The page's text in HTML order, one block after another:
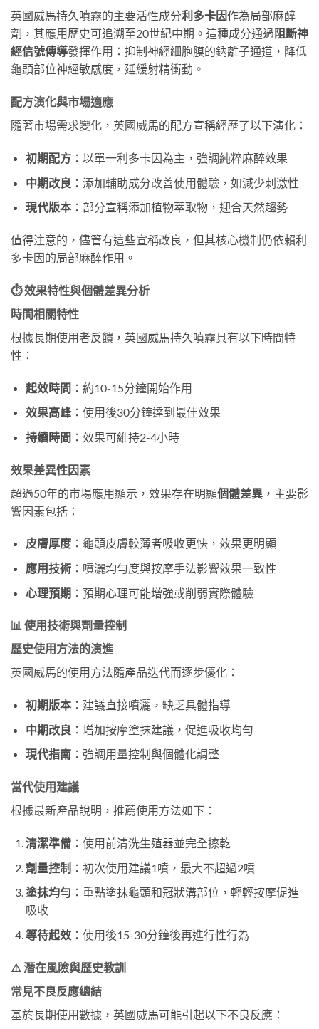
英國威馬持久噴霧的主要活性成分利多卡因作為局部麻醉
劑，其應用歷史可追溯至20世紀中期。這種成分通過 阻斷神
經信號傳導發揮作用：抑制神經細胞膜的鈉離子通道，降低
龜頭部位神經敏感度，延緩射精衝動。
配方演化與市場適應
隨著市場需求變化，英國威馬的配方宣稱經歷了以下演化：
初期配方：以單一利多卡因為主，強調純粹麻醉效果
中期改良 ：添加輔助成分改善使用體驗，如減少刺激性
現代版本：部分宣稱添加植物萃取物，迎合天然趨勢
值得注意的，儘管有這些宣稱改良，但其核心機制仍依賴利
多卡因的局部麻醉作用。
⏱ 效果特性與個體差異分析
時間相關特性
根據長期使用者反饋，英國威馬持久噴霧具有以下時間特
性：
起效時間 ：約10-15分鐘開始作用
效果高峰：使用後30分鐘達到最佳效果
持續時間 ：效果可維持2-4小時
效果差異性因素
超過50年的市場應用顯示，效果存在明顯個體差異 ，主要影
響因素包括：
皮膚厚度：龜頭皮膚較薄者吸收更快，效果更明顯
應用技術：噴灑均勻度與按摩手法影響效果一致性
心理預期：預期心理可能增強或削弱實際體驗
📊 使用技術與劑量控制
歷史使用方法的演進
英國威馬的使用方法隨產品迭代而逐步優化：
初期版本：建議直接噴灑，缺乏具體指導
中期改良 ：增加按摩塗抹建議，促進吸收均勻
現代指南：強調用量控制與個體化調整
當代使用建議
根據最新產品說明，推薦使用方法如下：
清潔準備：使用前清洗生殖器並完全擦乾
劑量控制 ：初次使用建議1噴，最大不超過2噴
塗抹均勻 ：重點塗抹龜頭和冠狀溝部位，輕輕按摩促進
吸收
等待起效：使用後15-30分鐘後再進行性行為
⚠️ 潛在風險與歷史教訓
常見不良反應總結
基於長期使用數據，英國威馬可能引起以下不良反應：